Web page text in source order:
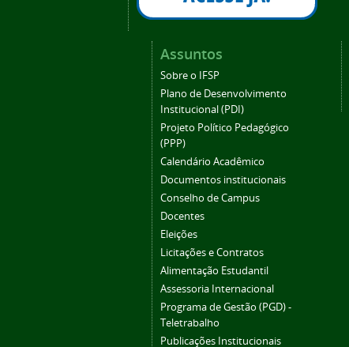
Assuntos
Sobre o IFSP
Plano de Desenvolvimento
Institucional (PDI)
Projeto Político Pedagógico
(PPP)
Calendário Acadêmico
Documentos institucionais
Conselho de Campus
Docentes
Eleições
Licitações e Contratos
Alimentação Estudantil
Assessoria Internacional
Programa de Gestão (PGD) -
Teletrabalho
Publicações Institucionais